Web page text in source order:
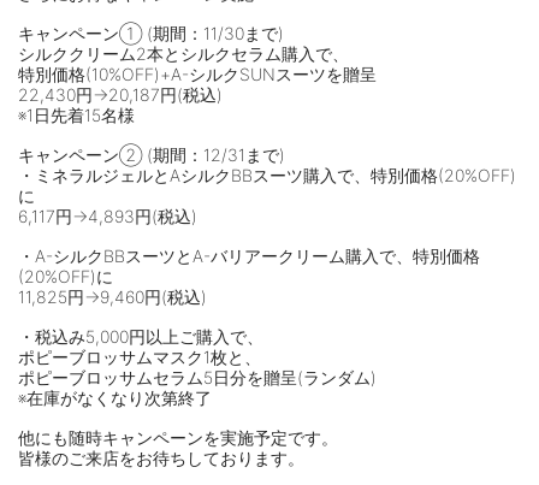
キャンペーン① (期間：11/30まで)
シルククリーム2本とシルクセラム購入で、
特別価格(10%OFF)+A-シルクSUNスーツを贈呈
22,430円→20,187円(税込)
※1日先着15名様
キャンペーン② (期間：12/31まで)
・ミネラルジェルとAシルクBBスーツ購入で、特別価格(20%OFF)
に
6,117円→4,893円(税込)
・A-シルクBBスーツとA-バリアークリーム購入で、特別価格
(20%OFF)に
11,825円→9,460円(税込)
・税込み5,000円以上ご購入で、
ポピーブロッサムマスク1枚と、
ポピーブロッサムセラム5日分を贈呈(ランダム)
※在庫がなくなり次第終了
他にも随時キャンペーンを実施予定です。
皆様のご来店をお待ちしております。